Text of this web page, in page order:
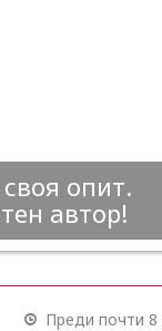
опит.
автор!
Преди почти 8